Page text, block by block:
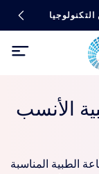
الأنسب
الطبية المناسبة